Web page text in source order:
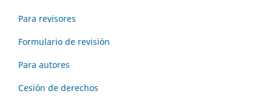
Para revisores
Formulario de revisión
Para autores
Cesión de derechos